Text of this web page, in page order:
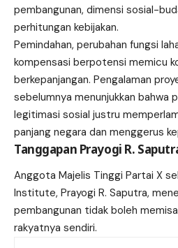
pembangunan, dimensi sosial-
perhitungan kebijakan.
Pemindahan, perubahan fungsi
kompensasi berpotensi memicu
berkepanjangan. Pengalaman
sebelumnya menunjukkan bahwa
legitimasi sosial justru
panjang negara dan menggerus
Tanggapan Prayogi R.
Anggota Majelis Tinggi Partai X
Institute, Prayogi R. Saputra,
pembangunan tidak boleh
rakyatnya sendiri.